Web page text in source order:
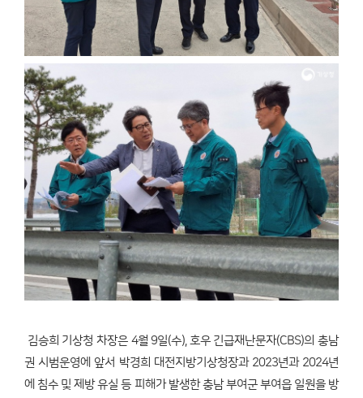
김승희 기상청 차장은 4월 9일(수), 호우 긴급재난문자(CBS)의 충남
권 시범운영에 앞서 박경희 대전지방기상청장과 2023년과 2024년
에 침수 및 제방 유실 등 피해가 발생한 충남 부여군 부여읍 일원을 방